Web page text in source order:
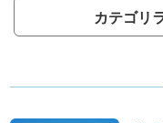
カテゴリ